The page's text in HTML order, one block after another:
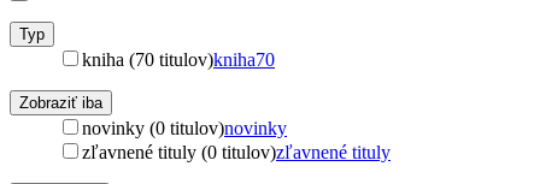
Typ
kniha (70 titulov)kniha70
Zobraziť iba
novinky (0 titulov)novinky
zľavnené tituly (0 titulov)zľavnené tituly